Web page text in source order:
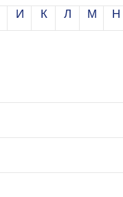
И К Л М Н